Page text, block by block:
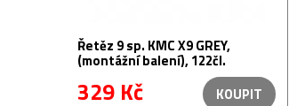
Řetěz 9 sp. KMC X9 GREY,
(montážní balení), 122čl.
329 Kč KOUPIT